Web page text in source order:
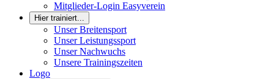
Mitglieder-Login Easyverein
Hier trainiert...
Unser Breitensport
Unser Leistungssport
Unser Nachwuchs
Unsere Trainingszeiten
Logo